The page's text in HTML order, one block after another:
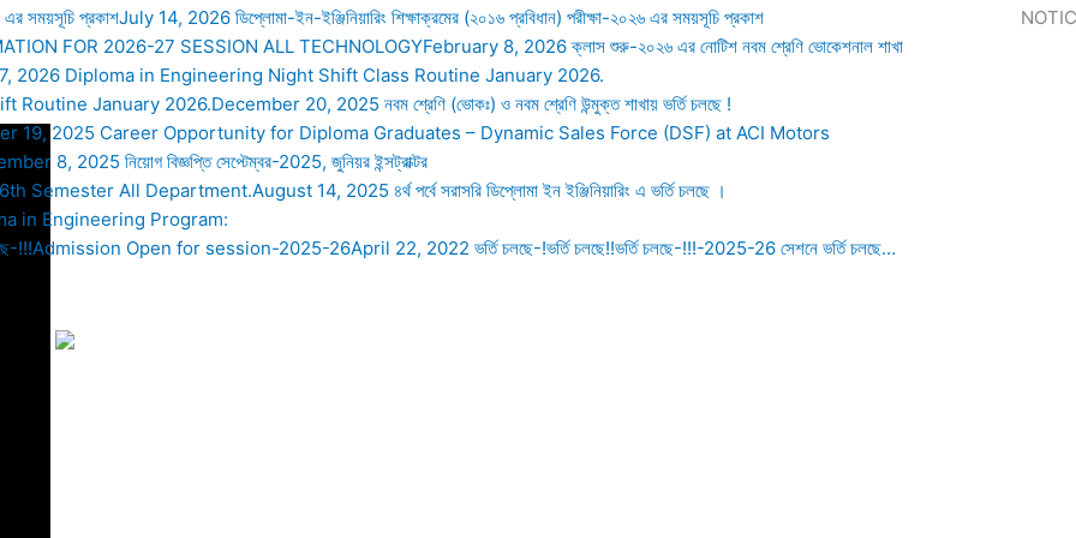
এর সময়সূচি প্রকাশJuly 14, 2026 ডিপ্লোমা-ইন-ইঞ্জিনিয়ারিং শিক্ষাক্রমের (২০১৬ প্রবিধান) পরীক্ষা-২০২৬ এর সময়সূচি প্রকাশ
FOR 2026-27 SESSION ALL TECHNOLOGYFebruary 8, 2026ক্লাস শুরু-২০২৬ এর নোটিশ নবম শ্রেণি ভোকেশনাল শাখা
2026 Diploma in Engineering Night Shift Class Routine January 2026.
Routine January 2026.December 20, 2025 নবম শ্রেণি (ভোকঃ) ও নবম শ্রেণি উন্মুক্ত শাখায় ভর্তি চলছে !
19, 2025 Career Opportunity for Diploma Graduates – Dynamic Sales Force (DSF) at ACI Motors
8, 2025 নিয়োগ বিজ্ঞপ্তি সেপ্টেম্বর-2025, জুনিয়র ইন্সট্রাক্টর
Semester All Department.August 14, 2025 ৪র্থ পর্বে সরাসরি ডিপ্লোমা ইন ইঞ্জিনিয়ারিং এ ভর্তি চলছে ।
in Engineering Program:
!!!Admission Open for session-2025-26April 22, 2022 ভর্তি চলছে-!ভর্তি চলছে!!ভর্তি চলছে-!!!-2025-26 সেশনে ভর্তি চলছে…